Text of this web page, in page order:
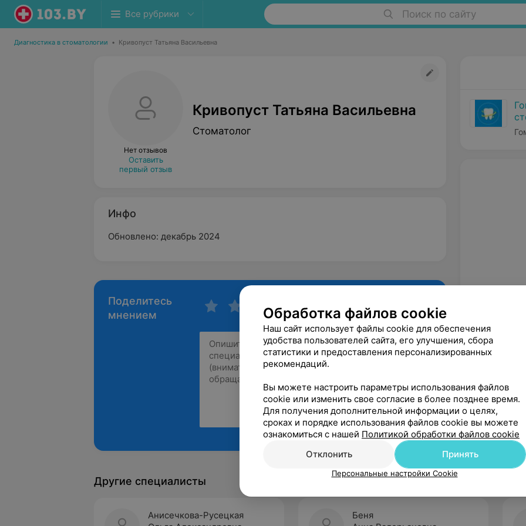
Все рубрики Поиск по сайту
Диагностика в стоматологии • Кривопуст Татьяна Васильевна
Нет отзывов
Оставить
первый отзыв
Кривопуст Татьяна Васильевна
Стоматолог
Инфо
Обновлено: декабрь 2024
Поделитесь
мнением
Рекомендую
Другие специалисты
Анисечкова-Русецкая
Беня
Обработка файлов cookie
Наш сайт использует файлы cookie для обеспечения
удобства пользователей сайта, его улучшения, сбора
статистики и предоставления персонализированных
рекомендаций.
Вы можете настроить параметры использования файлов
cookie или изменить свое согласие в более позднее время.
Для получения дополнительной информации о целях,
сроках и порядке использования файлов cookie вы можете
ознакомиться с нашей Политикой обработки файлов cookie
Отклонить
Принять
Персональные настройки Cookie